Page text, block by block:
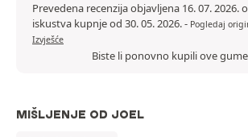
Prevedena recenzija objavljena 16. 07. 2026.
iskustva kupnje od 30. 05. 2026.- Pogledaj
Izvješće
Biste li ponovno kupili ove
MIŠLJENJE OD JOEL